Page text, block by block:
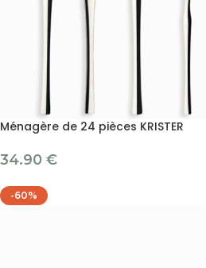
Ménagère de 24 pièces KRISTER
34.90 €
-60%